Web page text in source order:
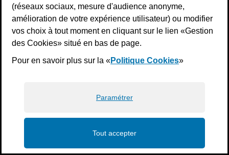
(réseaux sociaux, mesure d'audience anonyme,
amélioration de votre expérience utilisateur) ou modifier
vos choix à tout moment en cliquant sur le lien «Gestion
des Cookies» situé en bas de page.
Pour en savoir plus sur la «Politique Cookies»
Paramétrer
Tout accepter